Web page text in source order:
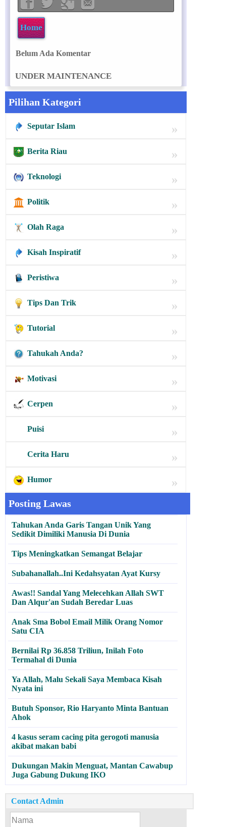
Home
Belum Ada Komentar
UNDER MAINTENANCE
Pilihan Kategori
Seputar Islam »
Berita Riau »
Teknologi »
Politik »
Olah Raga »
Kisah Inspiratif »
Peristiwa »
Tips Dan Trik »
Tutorial »
Tahukah Anda? »
Motivasi »
Cerpen »
Puisi »
Cerita Haru »
Humor »
Posting Lawas
Tahukan Anda Garis Tangan Unik Yang
Sedikit Dimiliki Manusia Di Dunia
Tips Meningkatkan Semangat Belajar
Subahanallah..Ini Kedahsyatan Ayat Kursy
Awas!! Sandal Yang Melecehkan Allah SWT
Dan Alqur'an Sudah Beredar Luas
Anak Sma Bobol Email Milik Orang Nomor
Satu CIA
Bernilai Rp 36.858 Triliun, Inilah Foto
Termahal di Dunia
Ya Allah, Malu Sekali Saya Membaca Kisah
Nyata ini
Butuh Sponsor, Rio Haryanto Minta Bantuan
Ahok
4 kasus seram cacing pita gerogoti manusia
akibat makan babi
Dukungan Makin Menguat, Mantan Cawabup
Juga Gabung Dukung IKO
Contact Admin